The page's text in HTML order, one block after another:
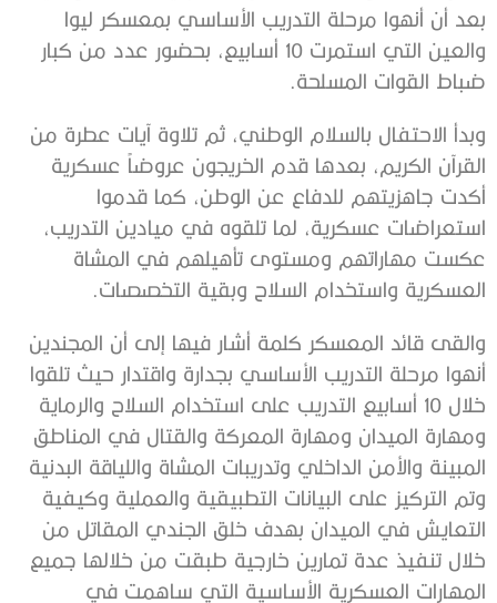
بعد أن أنهوا مرحلة التدريب الأساسي بمعسكر ليوا
والعين التي استمرت 10 أسابيع، بحضور عدد من كبار
ضباط القوات المسلحة.
وبدأ الاحتفال بالسلام الوطني، ثم تلاوة آيات عطرة من
القرآن الكريم، بعدها قدم الخريجون عروضاً عسكرية
أكدت جاهزيتهم للدفاع عن الوطن، كما قدموا
استعراضات عسكرية، لما تلقوه في ميادين التدريب،
عكست مهاراتهم ومستوى تأهيلهم في المشاة
العسكرية واستخدام السلاح وبقية التخصصات.
والقى قائد المعسكر كلمة أشار فيها إلى أن المجندين
أنهوا مرحلة التدريب الأساسي بجدارة واقتدار حيث تلقوا
خلال 10 أسابيع التدريب على استخدام السلاح والرماية
ومهارة الميدان ومهارة المعركة والقتال في المناطق
المبينة والأمن الداخلي وتدريبات المشاة واللياقة البدنية
وتم التركيز على البيانات التطبيقية والعملية وكيفية
التعايش في الميدان بهدف خلق الجندي المقاتل من
خلال تنفيذ عدة تمارين خارجية طبقت من خلالها جميع
المهارات العسكرية الأساسية التي ساهمت في